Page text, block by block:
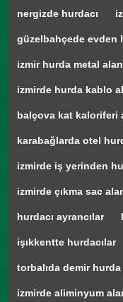
nergizde hurdacı
güzelbahçede evden
izmir hurda metal alan
izmirde hurda kablo
balçova kat kaloriferi
karabağlarda otel
izmirde iş yerinden
izmirde çıkma sac
hurdacı ayrancılar
işıkkentte hurdacılar
torbalıda demir hurda
izmirde aliminyum